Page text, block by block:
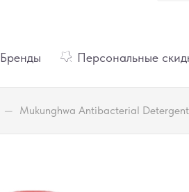
Бренды Персональные
— Mukunghwa Antibacterial